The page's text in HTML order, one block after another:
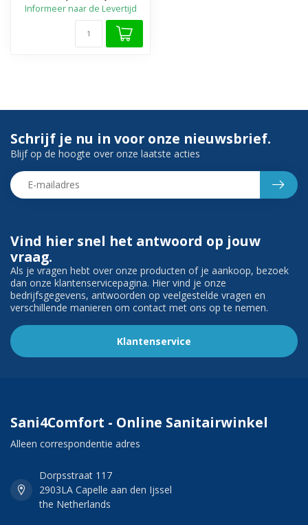
Informeer naar de Levertijd
Vind hier snel het antwoord op jouw
vraag.
Als je vragen hebt over onze producten of je aankoop, bezoek
dan onze klantenservicepagina. Hier vind je onze
bedrijfsgegevens, antwoorden op veelgestelde vragen en
verschillende manieren om contact met ons op te nemen.
Klantenservice
Schrijf je nu in voor onze nieuwsbrief.
Blijf op de hoogte over onze laatste acties
Sani4Comfort - Online Sanitairwinkel
Alleen correspondentie adres
Dorpsstraat 117
2903LA Capelle aan den Ijssel
the Netherlands